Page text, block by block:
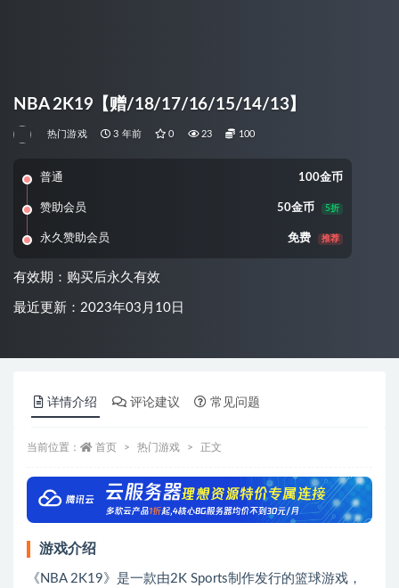
NBA 2K19【赠/18/17/16/15/14/13】
热门游戏 3 年前 0 23 100
普通 100金币
赞助会员 50金币 5折
永久赞助会员 免费 推荐
有效期：购买后永久有效
最近更新：2023年03月10日
详情介绍 评论建议 常见问题
当前位置： 首页 热门游戏 正文
游戏介绍
《NBA 2K19》是一款由2K Sports制作发行的篮球游戏，